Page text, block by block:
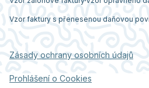
Vzor faktury s přenesenou daňovou
Zásady ochrany osobních údajů
Prohlášení o Cookies